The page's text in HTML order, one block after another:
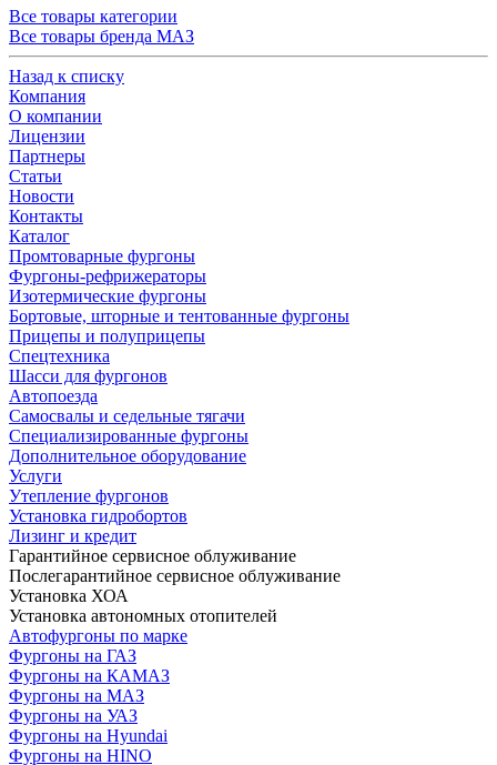
Все товары категории
Все товары бренда МАЗ
Назад к списку
Компания
О компании
Лицензии
Партнеры
Статьи
Новости
Контакты
Каталог
Промтоварные фургоны
Фургоны-рефрижераторы
Изотермические фургоны
Бортовые, шторные и тентованные фургоны
Прицепы и полуприцепы
Спецтехника
Шасси для фургонов
Автопоезда
Самосвалы и седельные тягачи
Специализированные фургоны
Дополнительное оборудование
Услуги
Утепление фургонов
Установка гидробортов
Лизинг и кредит
Гарантийное сервисное облуживание
Послегарантийное сервисное облуживание
Установка ХОА
Установка автономных отопителей
Автофургоны по марке
Фургоны на ГАЗ
Фургоны на КАМАЗ
Фургоны на МАЗ
Фургоны на УАЗ
Фургоны на Hyundai
Фургоны на HINO